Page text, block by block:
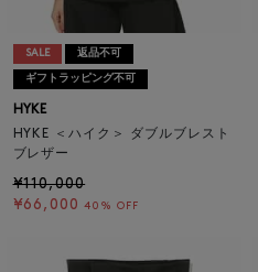
SALE 返品不可
ギフトラッピング不可
HYKE
HYKE ＜ハイク＞ ダブルブレスト
ブレザー
¥110,000
¥66,000 40% OFF